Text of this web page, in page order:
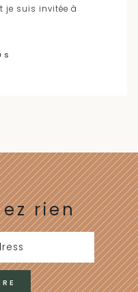
je suis invitée à
rien